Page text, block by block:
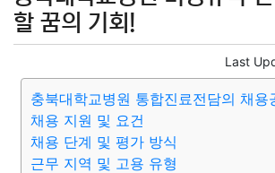
질병 가요 방송 일상 주식 암호
미용
요리 상품리뷰 원예 금융 게임
대출 자동차 취미 여행
할 꿈의 기회!
Last
충북대학교병원 통합진료전담의 채용
채용 지원 및 요건
채용 단계 및 평가 방식
근무 지역 및 고용 유형